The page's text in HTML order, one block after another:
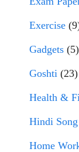
Exercise
Gadgets (5)
Goshti (23)
Health &
Hindi
Home